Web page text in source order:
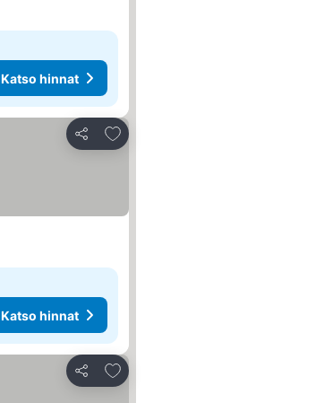
Katso hinnat
Jaa
Lisää suosikkeihin
Katso hinnat
Jaa
Lisää suosikkeihin